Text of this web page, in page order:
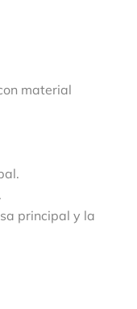
material
principal y la